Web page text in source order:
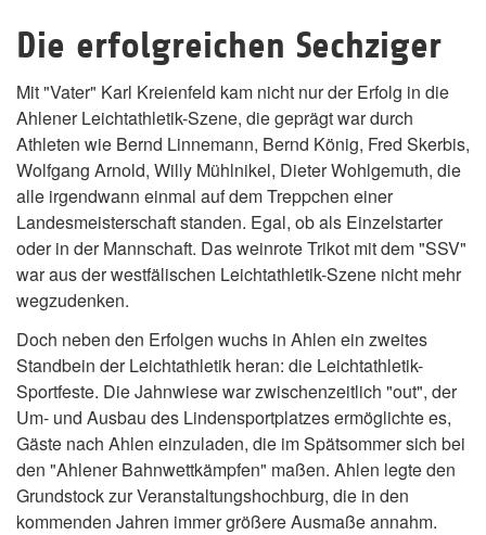
Die erfolgreichen Sechziger
Mit "Vater" Karl Kreienfeld kam nicht nur der Erfolg in die
Ahlener Leichtathletik-Szene, die geprägt war durch
Athleten wie Bernd Linnemann, Bernd König, Fred Skerbis,
Wolfgang Arnold, Willy Mühlnikel, Dieter Wohlgemuth, die
alle irgendwann einmal auf dem Treppchen einer
Landesmeisterschaft standen. Egal, ob als Einzelstarter
oder in der Mannschaft. Das weinrote Trikot mit dem "SSV"
war aus der westfälischen Leichtathletik-Szene nicht mehr
wegzudenken.
Doch neben den Erfolgen wuchs in Ahlen ein zweites
Standbein der Leichtathletik heran: die Leichtathletik-
Sportfeste. Die Jahnwiese war zwischenzeitlich "out", der
Um- und Ausbau des Lindensportplatzes ermöglichte es,
Gäste nach Ahlen einzuladen, die im Spätsommer sich bei
den "Ahlener Bahnwettkämpfen" maßen. Ahlen legte den
Grundstock zur Veranstaltungshochburg, die in den
kommenden Jahren immer größere Ausmaße annahm.